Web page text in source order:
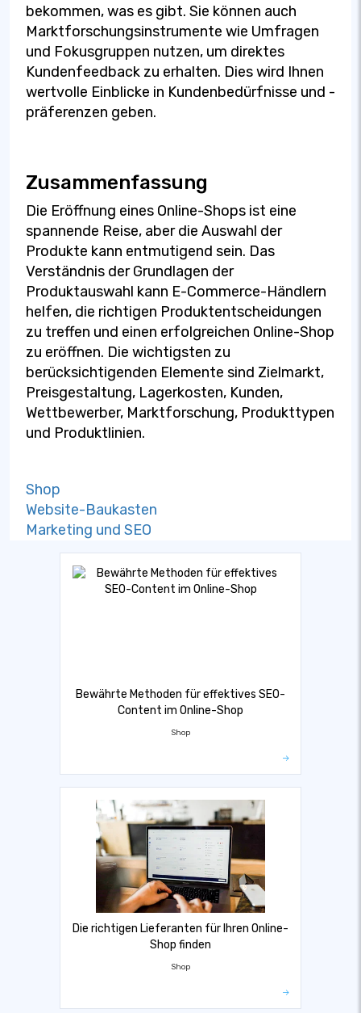
bekommen, was es gibt. Sie können auch
Marktforschungsinstrumente wie Umfragen
und Fokusgruppen nutzen, um direktes
Kundenfeedback zu erhalten. Dies wird Ihnen
wertvolle Einblicke in Kundenbedürfnisse und -
präferenzen geben.
Zusammenfassung
Die Eröffnung eines Online-Shops ist eine
spannende Reise, aber die Auswahl der
Produkte kann entmutigend sein. Das
Verständnis der Grundlagen der
Produktauswahl kann E-Commerce-Händlern
helfen, die richtigen Produktentscheidungen
zu treffen und einen erfolgreichen Online-Shop
zu eröffnen. Die wichtigsten zu
berücksichtigenden Elemente sind Zielmarkt,
Preisgestaltung, Lagerkosten, Kunden,
Wettbewerber, Marktforschung, Produkttypen
und Produktlinien.
Shop
Website-Baukasten
Marketing und SEO
Bewährte Methoden für effektives SEO-
Content im Online-Shop
Shop
Die richtigen Lieferanten für Ihren Online-
Shop finden
Shop